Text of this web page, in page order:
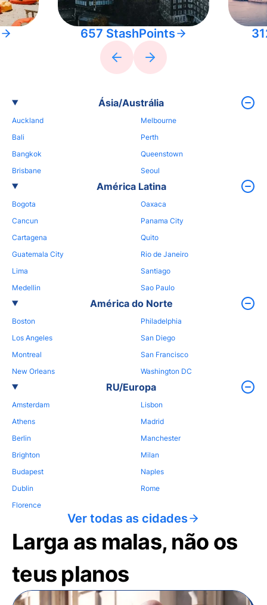
657 StashPoints
Ásia/Austrália
Auckland
Bali
Bangkok
Brisbane
Melbourne
Perth
Queenstown
Seoul
América Latina
Bogota
Cancun
Cartagena
Guatemala City
Lima
Medellin
Oaxaca
Panama City
Quito
Rio de Janeiro
Santiago
Sao Paulo
América do Norte
Boston
Los Angeles
Montreal
New Orleans
Philadelphia
San Diego
San Francisco
Washington DC
RU/Europa
Amsterdam
Athens
Berlin
Brighton
Budapest
Dublin
Florence
Lisbon
Madrid
Manchester
Milan
Naples
Rome
Ver todas as cidades
Larga as malas, não os
teus planos